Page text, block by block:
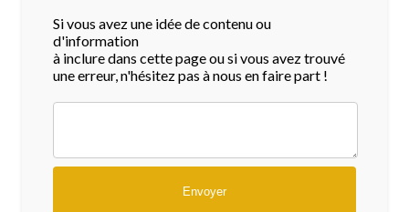
Si vous avez une idée de contenu ou
d'information
à inclure dans cette page ou si vous avez trouvé
une erreur, n'hésitez pas à nous en faire part !